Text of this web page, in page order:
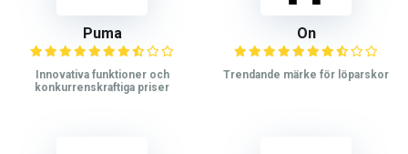
Puma
Innovativa funktioner och
konkurrenskraftiga priser
On
Trendande märke för löparskor